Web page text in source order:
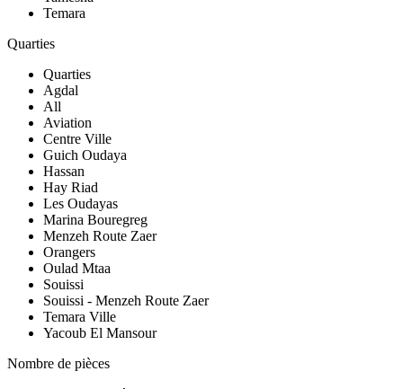
Temara
Quarties
Quarties
Agdal
All
Aviation
Centre Ville
Guich Oudaya
Hassan
Hay Riad
Les Oudayas
Marina Bouregreg
Menzeh Route Zaer
Orangers
Oulad Mtaa
Souissi
Souissi - Menzeh Route Zaer
Temara Ville
Yacoub El Mansour
Nombre de pièces